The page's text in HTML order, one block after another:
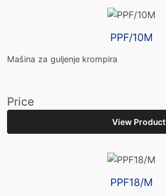
PPF/10M
Mašina za guljenje krompira
Price
View Product
PPF18/M